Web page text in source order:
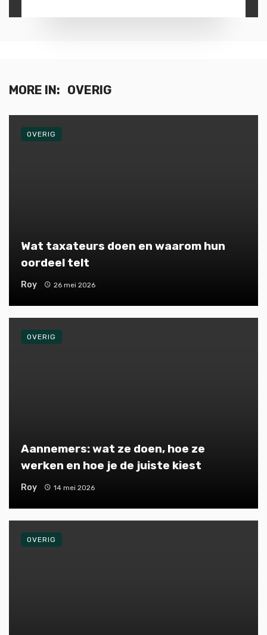
MORE IN: OVERIG
Wat taxateurs doen en waarom hun
oordeel telt
Roy 26 mei 2026
OVERIG
Aannemers: wat ze doen, hoe ze
werken en hoe je de juiste kiest
Roy 14 mei 2026
OVERIG
OVERIG